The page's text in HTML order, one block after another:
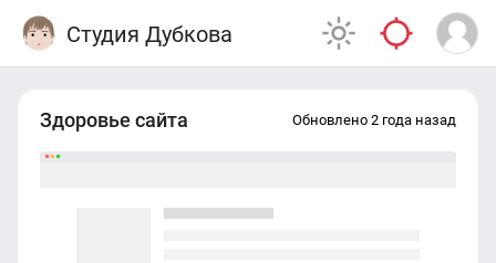
Студия Дубкова
Здоровье сайта Обновлено 2 года назад